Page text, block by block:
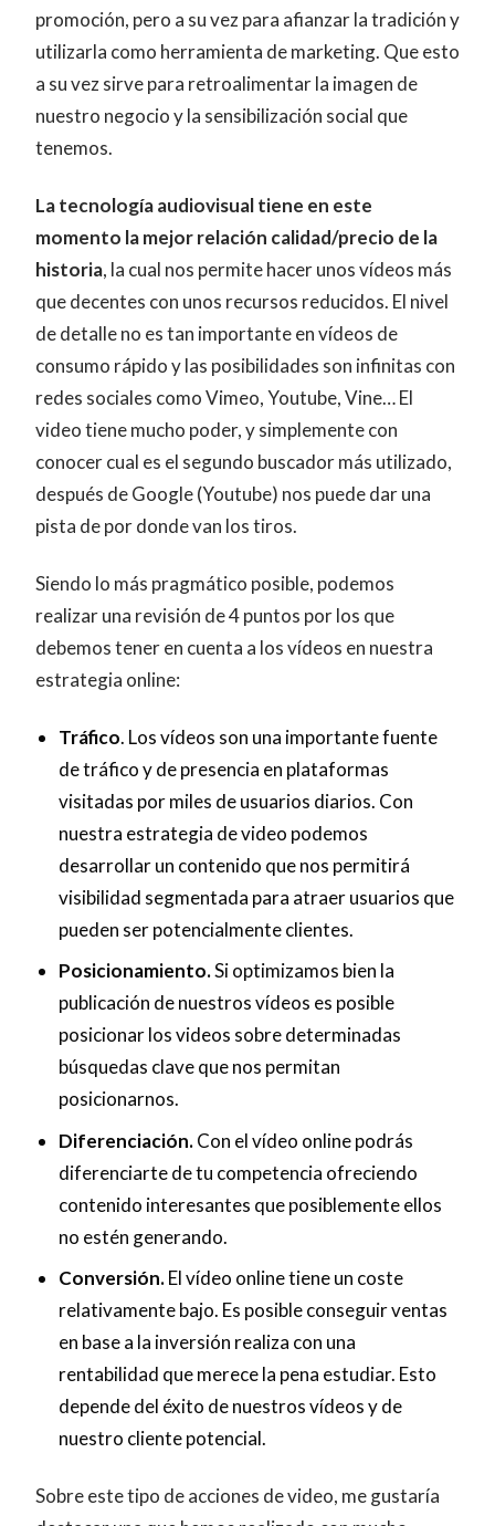
promoción, pero a su vez para afianzar la tradición y
utilizarla como herramienta de marketing. Que esto
a su vez sirve para retroalimentar la imagen de
nuestro negocio y la sensibilización social que
tenemos.
La tecnología audiovisual tiene en este
momento la mejor relación calidad/precio de la
historia, la cual nos permite hacer unos vídeos más
que decentes con unos recursos reducidos. El nivel
de detalle no es tan importante en vídeos de
consumo rápido y las posibilidades son infinitas con
redes sociales como Vimeo, Youtube, Vine… El
video tiene mucho poder, y simplemente con
conocer cual es el segundo buscador más utilizado,
después de Google (Youtube) nos puede dar una
pista de por donde van los tiros.
Siendo lo más pragmático posible, podemos
realizar una revisión de 4 puntos por los que
debemos tener en cuenta a los vídeos en nuestra
estrategia online:
Tráfico. Los vídeos son una importante fuente
de tráfico y de presencia en plataformas
visitadas por miles de usuarios diarios. Con
nuestra estrategia de video podemos
desarrollar un contenido que nos permitirá
visibilidad segmentada para atraer usuarios que
pueden ser potencialmente clientes.
Posicionamiento.Si optimizamos bien la
publicación de nuestros vídeos es posible
posicionar los videos sobre determinadas
búsquedas clave que nos permitan
posicionarnos.
Diferenciación.Con el vídeo online podrás
diferenciarte de tu competencia ofreciendo
contenido interesantes que posiblemente ellos
no estén generando.
Conversión.El vídeo online tiene un coste
relativamente bajo. Es posible conseguir ventas
en base a la inversión realiza con una
rentabilidad que merece la pena estudiar. Esto
depende del éxito de nuestros vídeos y de
nuestro cliente potencial.
Sobre este tipo de acciones de video, me gustaría